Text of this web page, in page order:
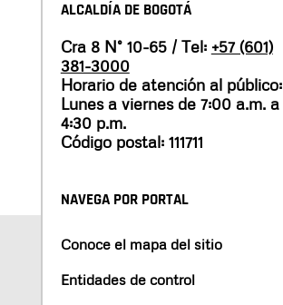
ALCALDÍA DE BOGOTÁ
Cra 8 N° 10-65 / Tel: +57 (601)
381-3000
Horario de atención al público:
Lunes a viernes de 7:00 a.m. a
4:30 p.m.
Código postal: 111711
NAVEGA POR PORTAL
Conoce el mapa del sitio
Entidades de control